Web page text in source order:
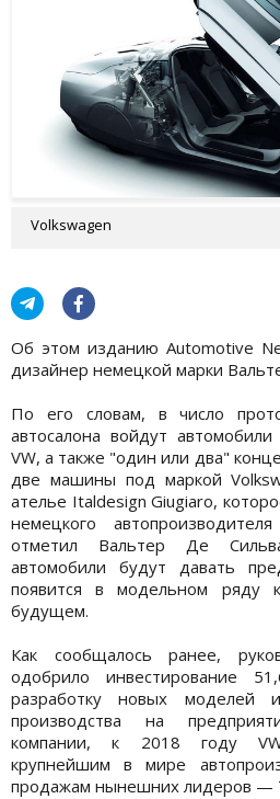
Volkswagen
Об этом изданию Automotive
дизайнер немецкой марки
По его словам, в число
автосалона войдут
VW, а также "один или два"
две машины под маркой
ателье Italdesign Giugiaro,
немецкого
отметил Вальтер Де
автомобили будут давать
появится в модельном ряду
будущем.
Как сообщалось ранее,
одобрило инвестирование
разработку новых моделей
производства на
компании, к 2018 году VW
крупнейшим в мире
продажам нынешних лидеров —